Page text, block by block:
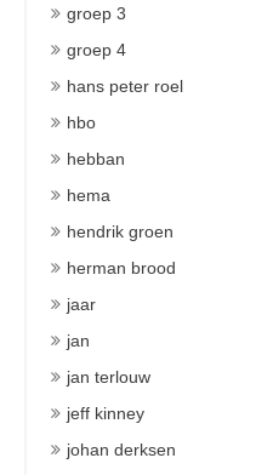
groep 3
groep 4
hans peter roel
hbo
hebban
hema
hendrik groen
herman brood
jaar
jan
jan terlouw
jeff kinney
johan derksen